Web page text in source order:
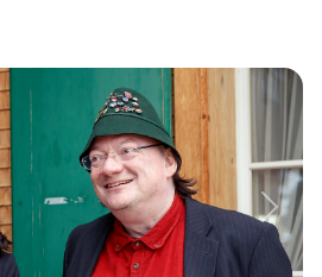
Next